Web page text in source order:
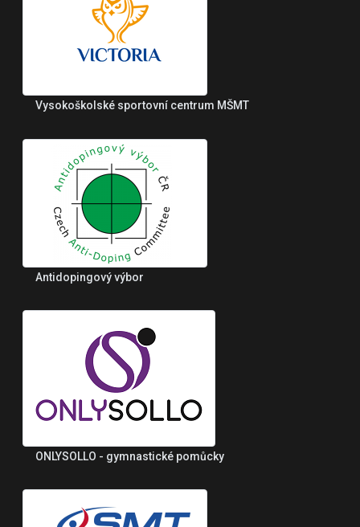
Vysokoškolské sportovní centrum MŠMT
Antidopingový výbor
ONLYSOLLO - gymnastické pomůcky